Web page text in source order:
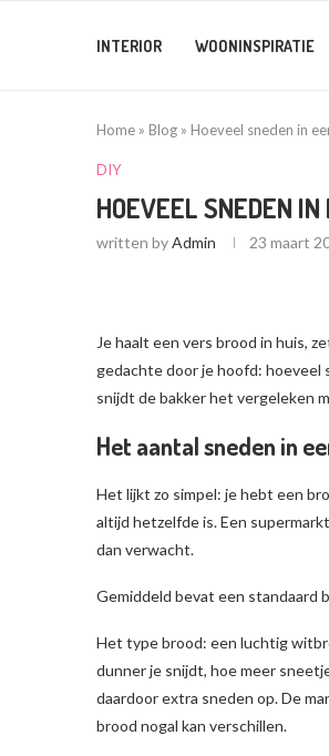
INTERIOR WOONINSPIRATIE
Home » Blog » Hoeveel sneden in
DIY
HOEVEEL SNEDEN
written byAdmin 23 maart
Je haalt een vers brood in huis,
gedachte door je hoofd: hoeveel
snijdt de bakker het vergeleken
Het aantal sneden in
Het lijkt zo simpel: je hebt een
altijd hetzelfde is. Een
dan verwacht.
Gemiddeld bevat een standaard
Het type brood: een luchtig
dunner je snijdt, hoe meer
daardoor extra sneden op. De
brood nogal kan verschillen.